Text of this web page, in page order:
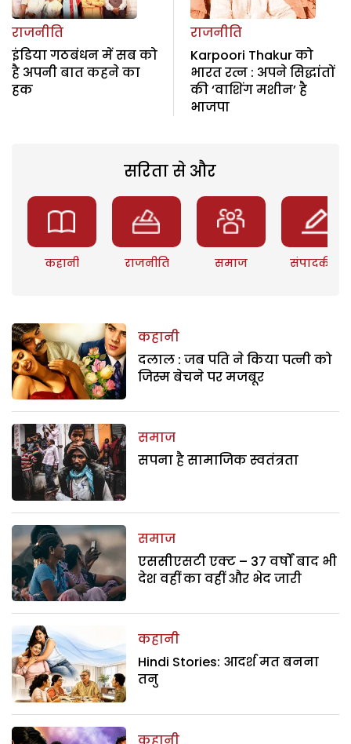
राजनीति
इंडिया गठबंधन में सब को
है अपनी बात कहने का
हक
राजनीति
Karpoori Thakur को
भारत रत्न : अपने सिद्धांतों
की ‘वाशिंग मशीन’ है
भाजपा
सरिता से और
कहानी राजनीति समाज संपादकीय
कहानी
दलाल : जब पति ने किया पत्नी को
जिस्म बेचने पर मजबूर
समाज
सपना है सामाजिक स्वतंत्रता
समाज
एससीएसटी एक्ट – 37 वर्षों बाद भी
देश वहीं का वहीं और भेद जारी
कहानी
Hindi Stories: आदर्श मत बनना
तनु
कहानी